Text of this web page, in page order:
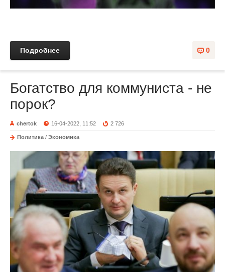
0
Подробнее
Богатство для коммуниста - не
порок?
chertok 16-04-2022, 11:52 2 726
Политика / Экономика